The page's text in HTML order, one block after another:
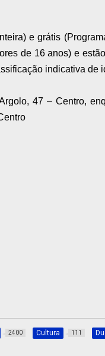
e grátis
de 16 anos) e
indicativa de
47 – Centro,
2400 Cultura 111